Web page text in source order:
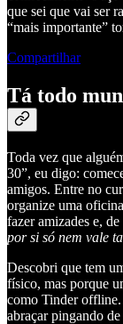
que sei que vai ser
“mais importante”
Compartilhar
Tá todo
Toda vez que
30”, eu digo:
amigos. Entre no
organize uma
fazer amizades e,
por si só nem vale
Descobri que tem
físico, mas porque
como Tinder
abraçar pingando